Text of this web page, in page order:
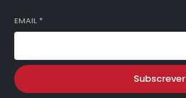
EMAIL *
Subscrever